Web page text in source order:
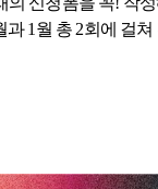
1월 총 2회에 걸